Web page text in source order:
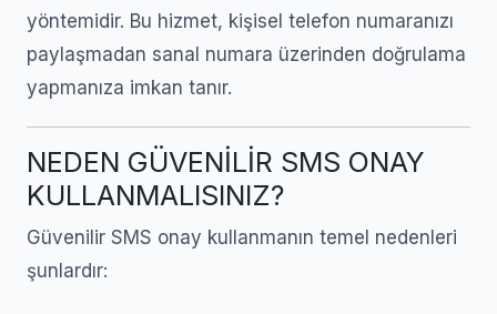
yöntemidir. Bu hizmet, kişisel telefon numaranızı
paylaşmadan sanal numara üzerinden doğrulama
yapmanıza imkan tanır.
NEDEN GÜVENİLİR SMS ONAY
KULLANMALISINIZ?
Güvenilir SMS onay kullanmanın temel nedenleri
şunlardır: